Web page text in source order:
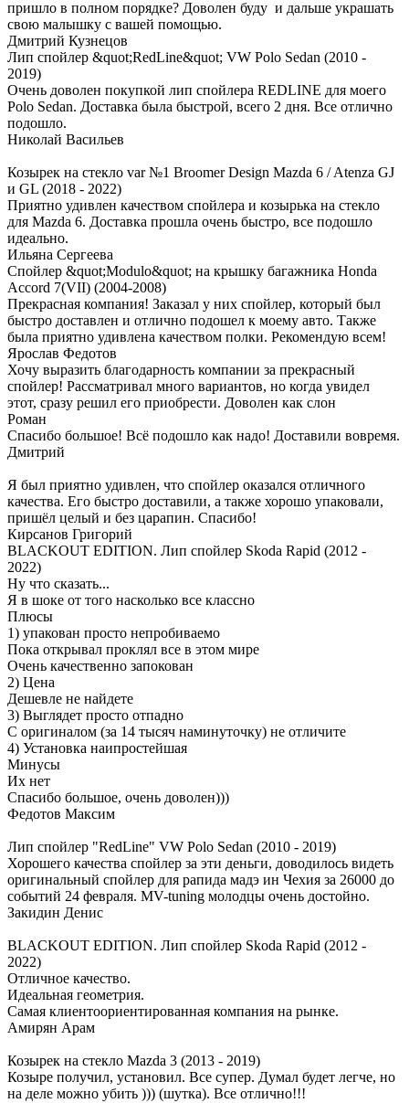
пришло в полном порядке? Доволен буду и дальше украшать
свою малышку с вашей помощью.
Дмитрий Кузнецов
Лип спойлер &quot;RedLine&quot; VW Polo Sedan (2010 -
2019)
Очень доволен покупкой лип спойлера REDLINE для моего
Polo Sedan. Доставка была быстрой, всего 2 дня. Все отлично
подошло.
Николай Васильев
Козырек на стекло var №1 Broomer Design Mazda 6 / Atenza GJ
и GL (2018 - 2022)
Приятно удивлен качеством спойлера и козырька на стекло
для Mazda 6. Доставка прошла очень быстро, все подошло
идеально.
Ильяна Сергеева
Спойлер &quot;Modulo&quot; на крышку багажника Honda
Accord 7(VII) (2004-2008)
Прекрасная компания! Заказал у них спойлер, который был
быстро доставлен и отлично подошел к моему авто. Также
была приятно удивлена качеством полки. Рекомендую всем!
Ярослав Федотов
Хочу выразить благодарность компании за прекрасный
спойлер! Рассматривал много вариантов, но когда увидел
этот, сразу решил его приобрести. Доволен как слон
Роман
Спасибо большое! Всё подошло как надо! Доставили вовремя.
Дмитрий
Я был приятно удивлен, что спойлер оказался отличного
качества. Его быстро доставили, а также хорошо упаковали,
пришёл целый и без царапин. Спасибо!
Кирсанов Григорий
BLACKOUT EDITION. Лип спойлер Skoda Rapid (2012 -
2022)
Ну что сказать...
Я в шоке от того насколько все классно
Плюсы
1) упакован просто непробиваемо
Пока открывал проклял все в этом мире
Очень качественно запокован
2) Цена
Дешевле не найдете
3) Выглядет просто отпадно
С оригиналом (за 14 тысяч наминуточку) не отличите
4) Установка наипростейшая
Минусы
Их нет
Спасибо большое, очень доволен)))
Федотов Максим
Лип спойлер "RedLine" VW Polo Sedan (2010 - 2019)
Хорошего качества спойлер за эти деньги, доводилось видеть
оригинальный спойлер для рапида мадэ ин Чехия за 26000 до
событий 24 февраля. MV-tuning молодцы очень достойно.
Закидин Денис
BLACKOUT EDITION. Лип спойлер Skoda Rapid (2012 -
2022)
Отличное качество.
Идеальная геометрия.
Самая клиентоориентированная компания на рынке.
Амирян Арам
Козырек на стекло Mazda 3 (2013 - 2019)
Козыре получил, установил. Все супер. Думал будет легче, но
на деле можно убить ))) (шутка). Все отлично!!!